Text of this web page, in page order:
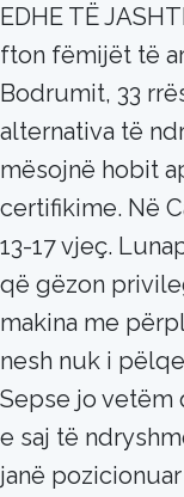
EDHE TË
fton fëmijët të
Bodrumit, 33
alternativa të
mësojnë hobit
certifikime. Në
13-17 vjeç.
që gëzon
makina me
nesh nuk i
Sepse jo vetëm
e saj të
janë